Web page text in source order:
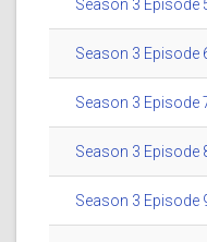
Season 3 Episode
Season 3 Episode
Season 3 Episode
Season 3 Episode
Season 3 Episode